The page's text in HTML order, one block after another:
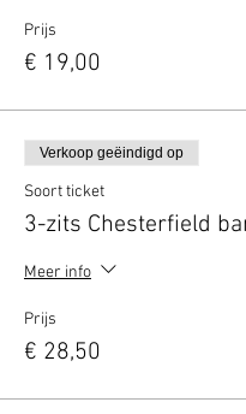
Prijs
€ 19,00
Verkoop geëindigd op
Soort ticket
3-zits Chesterfield
Meer info
Prijs
€ 28,50